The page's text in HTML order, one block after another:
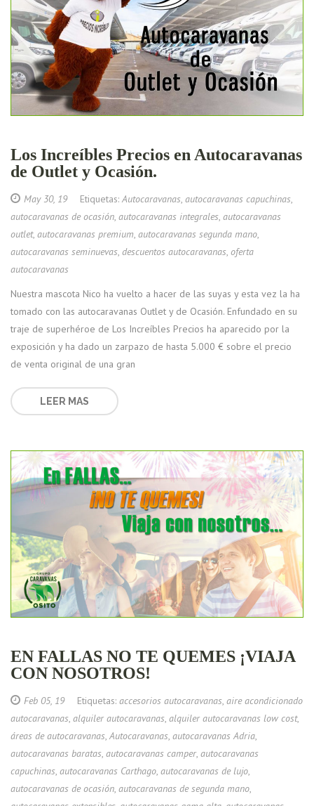
Los Increíbles Precios en Autocaravanas
de Outlet y Ocasión.
May 30, 19Etiquetas: Autocaravanas, autocaravanas capuchinas,
autocaravanas de ocasión, autocaravanas integrales, autocaravanas
outlet, autocaravanas premium, autocaravanas segunda mano,
autocaravanas seminuevas, descuentos autocaravanas, oferta
autocaravanas
Nuestra mascota Nico ha vuelto a hacer de las suyas y esta vez la ha
tomado con las autocaravanas Outlet y de Ocasión. Enfundado en su
traje de superhéroe de Los Increíbles Precios ha aparecido por la
exposición y ha dado un zarpazo de hasta 5.000 € sobre el precio
de venta original de una gran
LEER MAS
EN FALLAS NO TE QUEMES ¡VIAJA
CON NOSOTROS!
Feb 05, 19Etiquetas: accesorios autocaravanas, aire acondicionado
autocaravanas, alquiler autocaravanas, alquiler autocaravanas low cost,
áreas de autocaravanas, Autocaravanas, autocaravanas Adria,
autocaravanas baratas, autocaravanas camper, autocaravanas
capuchinas, autocaravanas Carthago, autocaravanas de lujo,
autocaravanas de ocasión, autocaravanas de segunda mano,